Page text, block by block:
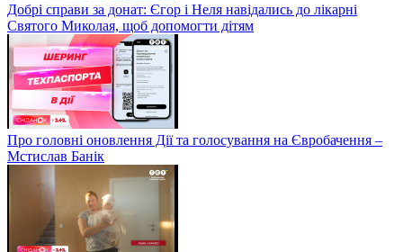
Добрі справи за донат: Єгор і Неля навідались до лікарні
Святого Миколая, щоб допомогти дітям
Про головні оновлення Дії та голосування на Євробачення –
Мстислав Банік